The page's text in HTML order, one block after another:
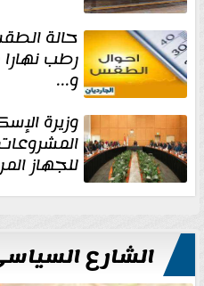
حالة
رطب نهارا
و...
وزيرة
للجهاز
الشارع